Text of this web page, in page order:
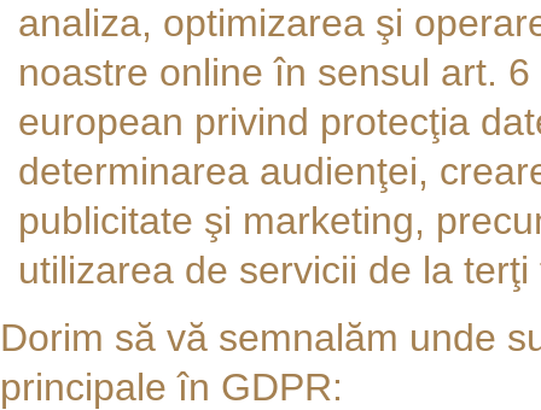
analiza, optimizarea şi
noastre online în sensul art.
european privind protecţia
determinarea audienţei,
publicitate şi marketing,
utilizarea de servicii de la
Dorim să vă semnalăm unde
principale în GDPR: